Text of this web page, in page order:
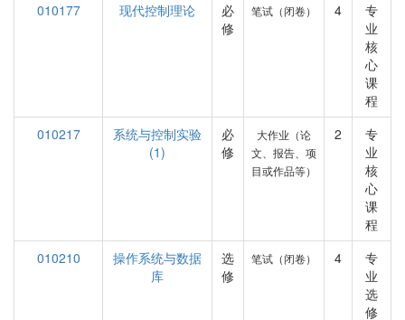
010177
现代控制理论
必
修
笔试（闭卷） 4
专
业
核
心
课
程
010217
系统与控制实验
(1)
必
修
大作业（论
文、报告、项
目或作品等）
2
专
业
核
心
课
程
010210
操作系统与数据
库
选
修
笔试（闭卷） 4
专
业
选
修